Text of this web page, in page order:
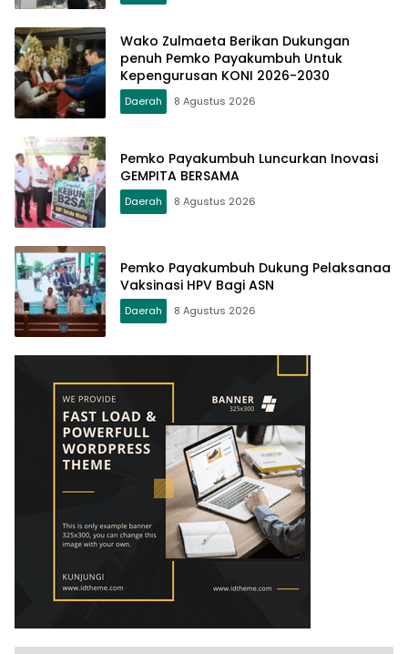
Wako Zulmaeta Berikan Dukungan
penuh Pemko Payakumbuh Untuk
Kepengurusan KONI 2026-2030
Daerah 8 Agustus 2026
Pemko Payakumbuh Luncurkan Inovasi
GEMPITA BERSAMA
Daerah 8 Agustus 2026
Pemko Payakumbuh Dukung Pelaksanaa
Vaksinasi HPV Bagi ASN
Daerah 8 Agustus 2026